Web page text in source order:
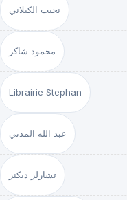
نجيب الكيلاني
محمود شاكر
Librairie Stephan
عبد الله المدني
تشارلز ديكنز